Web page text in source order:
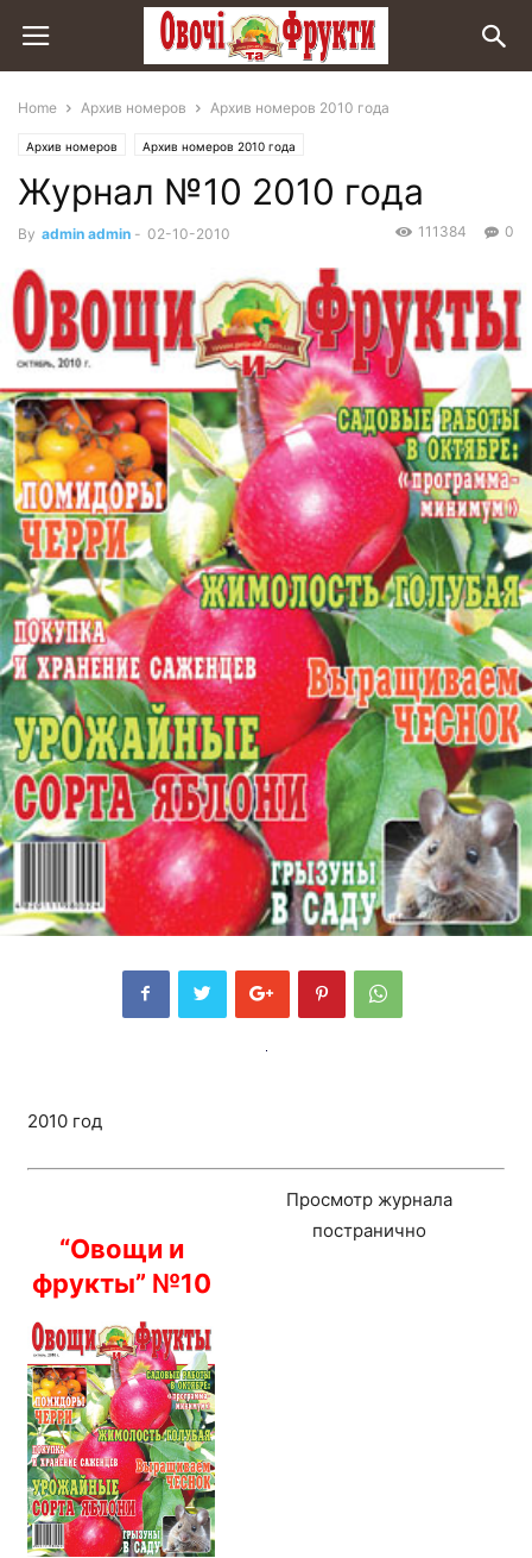
Home Архив номеров Архив номеров 2010 года
Архив номеров Архив номеров 2010 года
Журнал №10 2010 года
By admin admin - 02-10-2010 0
111384
2010 год
“Овощи и
фрукты” №10
Просмотр журнала
постранично